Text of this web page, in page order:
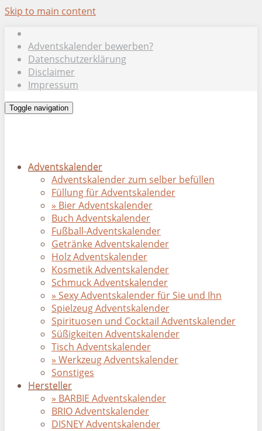
Skip to main content
Adventskalender bewerben?
Datenschutzerklärung
Disclaimer
Impressum
Toggle navigation
Adventskalender
Adventskalender zum selber befüllen
Füllung für Adventskalender
» Bier Adventskalender
Buch Adventskalender
Fußball-Adventskalender
Getränke Adventskalender
Holz Adventskalender
Kosmetik Adventskalender
Schmuck Adventskalender
» Sexy Adventskalender für Sie und Ihn
Spielzeug Adventskalender
Spirituosen und Cocktail Adventskalender
Süßigkeiten Adventskalender
Tisch Adventskalender
» Werkzeug Adventskalender
Sonstiges
Hersteller
» BARBIE Adventskalender
BRIO Adventskalender
DISNEY Adventskalender